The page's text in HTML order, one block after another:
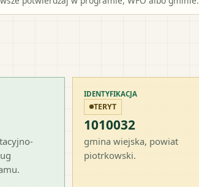
IDENTYFIKACJA
TERYT
1010032
gmina wiejska, powiat
piotrkowski.